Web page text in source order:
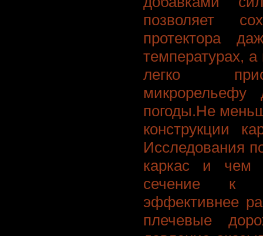
позволяет
протектора
температурах,
легко
погоды.Не
конструкции
Исследования
каркас и чем
сечение к
эффективнее
плечевые